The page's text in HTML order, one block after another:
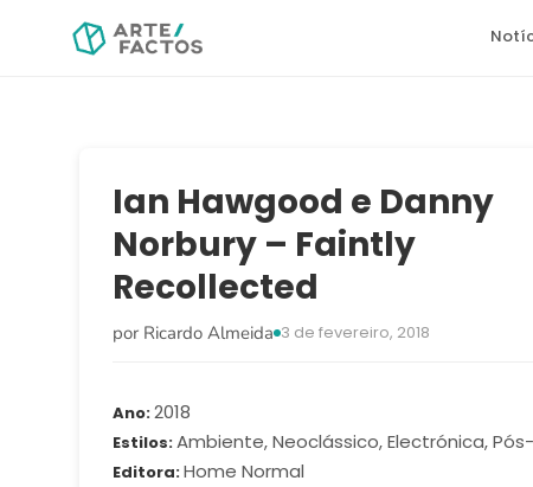
Ian Hawgood e Danny
Norbury – Faintly
Recollected
por Ricardo Almeida 3 de fevereiro, 2018
Ano 2018
Estilos Ambiente, Neoclássico, Electrónica,
Editora Home Normal